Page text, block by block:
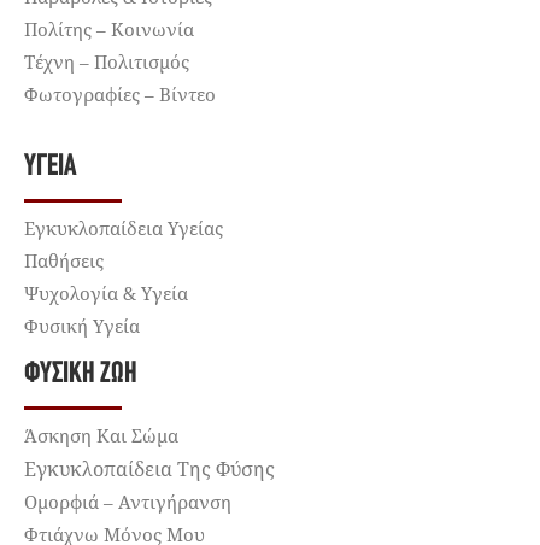
Πολίτης – Κοινωνία
Τέχνη – Πολιτισμός
Φωτογραφίες – Βίντεο
ΥΓΕΊΑ
Εγκυκλοπαίδεια Υγείας
Παθήσεις
Ψυχολογία & Υγεία
Φυσική Υγεία
ΦΥΣΙΚΉ ΖΩΉ
Άσκηση Και Σώμα
Εγκυκλοπαίδεια Της Φύσης
Ομορφιά – Αντιγήρανση
Φτιάχνω Μόνος Μου